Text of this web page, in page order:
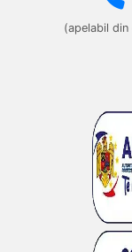
(apelabil